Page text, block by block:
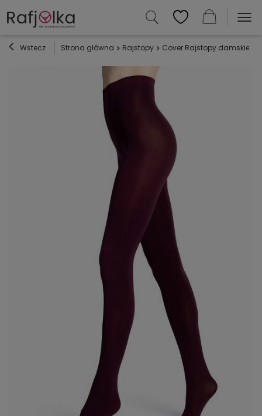
Wstecz Strona główna Rajstopy Cover Rajstopy damskie